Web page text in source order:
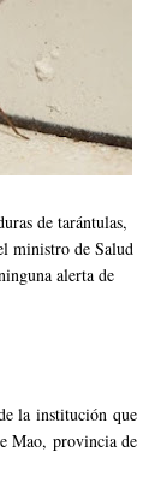
de tarántulas,
ministro de Salud
alerta de
la institución que
Mao, provincia de